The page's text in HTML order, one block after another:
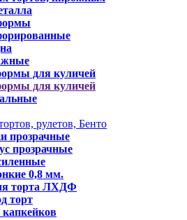
для куличей
для куличей
рулетов, Бенто
прозрачные
прозрачные
0,8 мм.
торта ЛХДФ
торт